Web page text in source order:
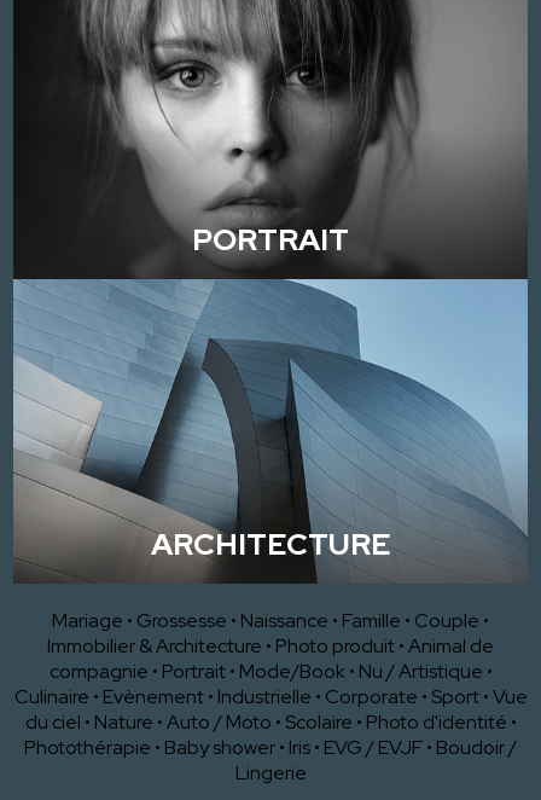
PORTRAIT
ARCHITECTURE
Mariage • Grossesse • Naissance • Famille • Couple •
Immobilier & Architecture • Photo produit•Animal de
compagnie • Portrait • Mode/Book • Nu / Artistique •
Culinaire • Evènement • Industrielle • Corporate • Sport •Vue
du ciel • Nature •Auto / Moto • Scolaire • Photo d'identité •
Photothérapie • Baby shower• Iris• EVG / EVJF• Boudoir /
Lingerie